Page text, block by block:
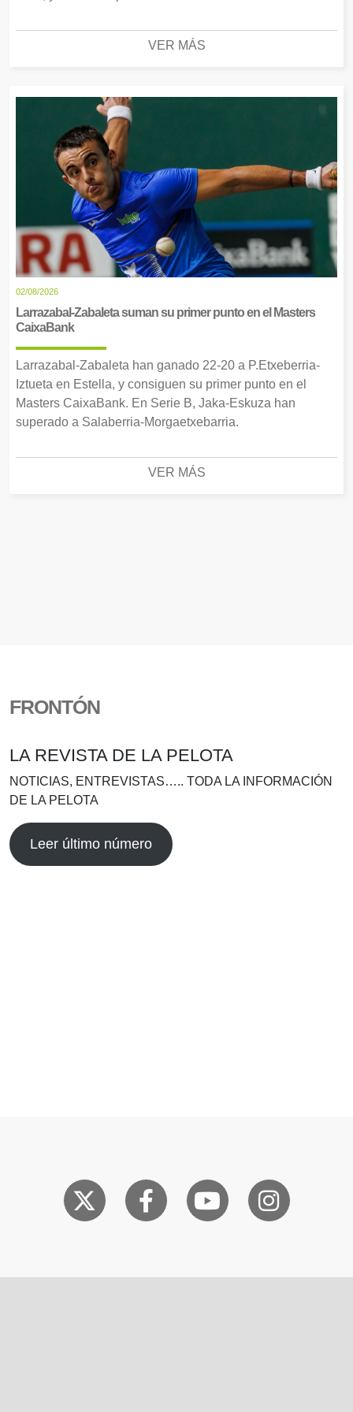
VER MÁS
02/08/2026
Larrazabal-Zabaleta suman su primer punto en el Masters
CaixaBank
Larrazabal-Zabaleta han ganado 22-20 a P.Etxeberria-
Iztueta en Estella, y consiguen su primer punto en el
Masters CaixaBank. En Serie B, Jaka-Eskuza han
superado a Salaberria-Morgaetxebarria.
VER MÁS
FRONTÓN
LA REVISTA DE LA PELOTA
NOTICIAS, ENTREVISTAS….. TODA LA INFORMACIÓN
DE LA PELOTA
Leer último número